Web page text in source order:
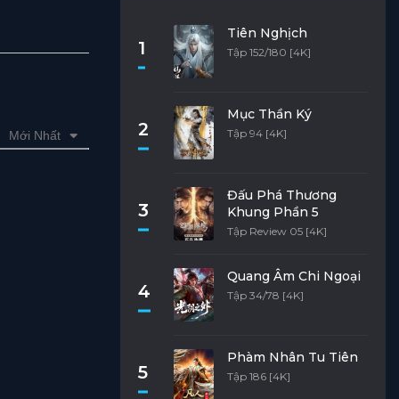
Mới Nhất
1
Tiên Nghịch
Tập 152/180 [4K]
2
Mục Thần Ký
Tập 94 [4K]
3
Đấu Phá Thương
Khung Phần 5
Tập Review 05 [4K]
4
Quang Âm Chi Ngoại
Tập 34/78 [4K]
5
Phàm Nhân Tu Tiên
Tập 186 [4K]